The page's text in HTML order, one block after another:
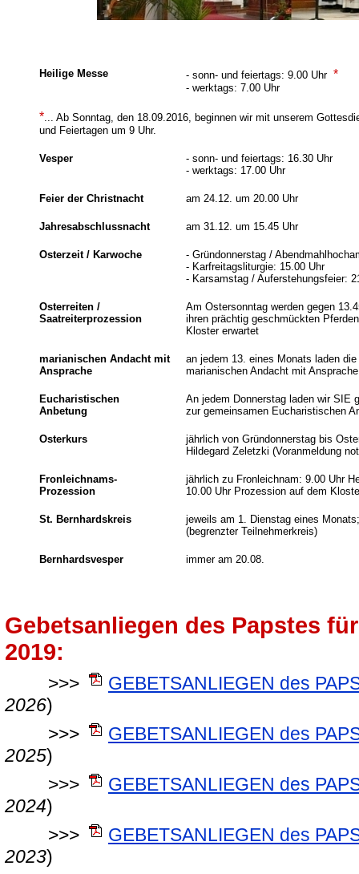
Heilige Messe - sonn- und feiertags: 9.00 Uhr *
- werktags: 7.00 Uhr
*... Ab Sonntag, den 18.09.2016, beginnen wir mit unserem
und Feiertagen um 9 Uhr.
Vesper
- sonn- und feiertags: 16.30 Uhr
- werktags: 17.00 Uhr
Feier der Christnacht am 24.12. um 20.00 Uhr
Jahresabschlussnacht am 31.12. um 15.45 Uhr
Osterzeit / Karwoche
- Gründonnerstag /
- Karfreitagsliturgie: 15.00 Uhr
- Karsamstag / Auferstehungsfeier:
Osterreiten /
Saatreiterprozession
Am Ostersonntag werden gegen
ihren prächtig geschmückten
Kloster erwartet
marianischen Andacht mit
Ansprache
an jedem 13. eines Monats laden
marianischen Andacht mit
Eucharistischen
Anbetung
An jedem Donnerstag laden wir SIE
zur gemeinsamen Eucharistischen
Osterkurs
jährlich von Gründonnerstag bis
Hildegard Zeletzki (Voranmeldung
Fronleichnams-
Prozession
jährlich zu Fronleichnam: 9.00 Uhr
10.00 Uhr Prozession auf dem
St. Bernhardskreis
jeweils am 1. Dienstag eines
(begrenzter Teilnehmerkreis)
Bernhardsvesper immer am 20.08.
Gebetsanliegen des Papstes
2019:
>>>
GEBETSANLIEGEN des
2026)
>>>
GEBETSANLIEGEN des
2025)
>>>
GEBETSANLIEGEN des
2024)
>>>
GEBETSANLIEGEN des
2023)